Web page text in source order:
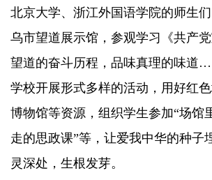
北京大学、浙江外国语学院的师生
乌市望道展示馆，参观学习《共产
望道的奋斗历程，品味真理的味道
学校开展形式多样的活动，用好红色
博物馆等资源，组织学生参加“场馆
走的思政课”等，让爱我中华的种子
灵深处，生根发芽。